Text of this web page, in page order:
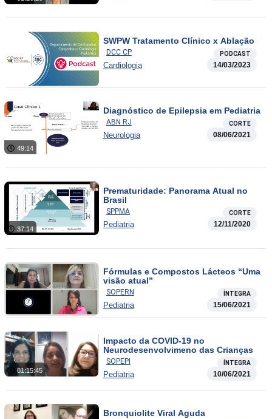
SWPW Tratamento Clínico x Ablação
DCC CP PODCAST
Cardiologia 14/03/2023
49:14
Diagnóstico de Epilepsia em Pediatria
ABN RJ CORTE
Neurologia 08/06/2021
37:14
Prematuridade: Panorama Atual no
Brasil
SPPMA CORTE
Pediatria 12/11/2020
Fórmulas e Compostos Lácteos “Uma
visão atual”
SOPERN ÍNTEGRA
Pediatria 15/06/2021
01:15:45
Impacto da COVID-19 no
Neurodesenvolvimeno das Crianças
SOPEPI ÍNTEGRA
Pediatria 10/06/2021
Bronquiolite Viral Aguda